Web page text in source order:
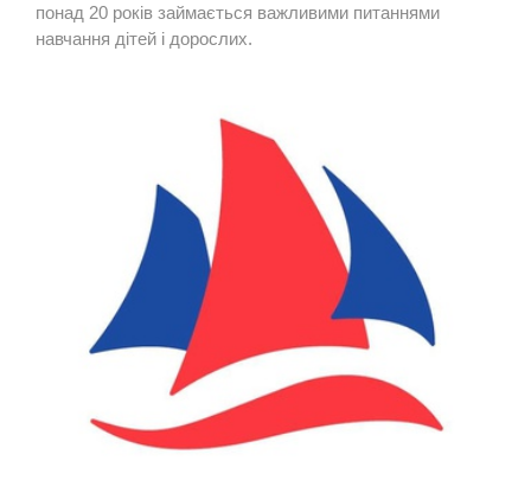
понад 20 років займається важливими питаннями
навчання дітей і дорослих.